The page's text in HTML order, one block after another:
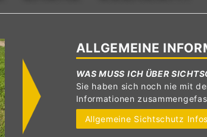
ALLGEMEINE
WAS MUSS ICH ÜBER
Sie haben sich noch nie mit
Informationen
Allgemeine Sichtschutz Infos